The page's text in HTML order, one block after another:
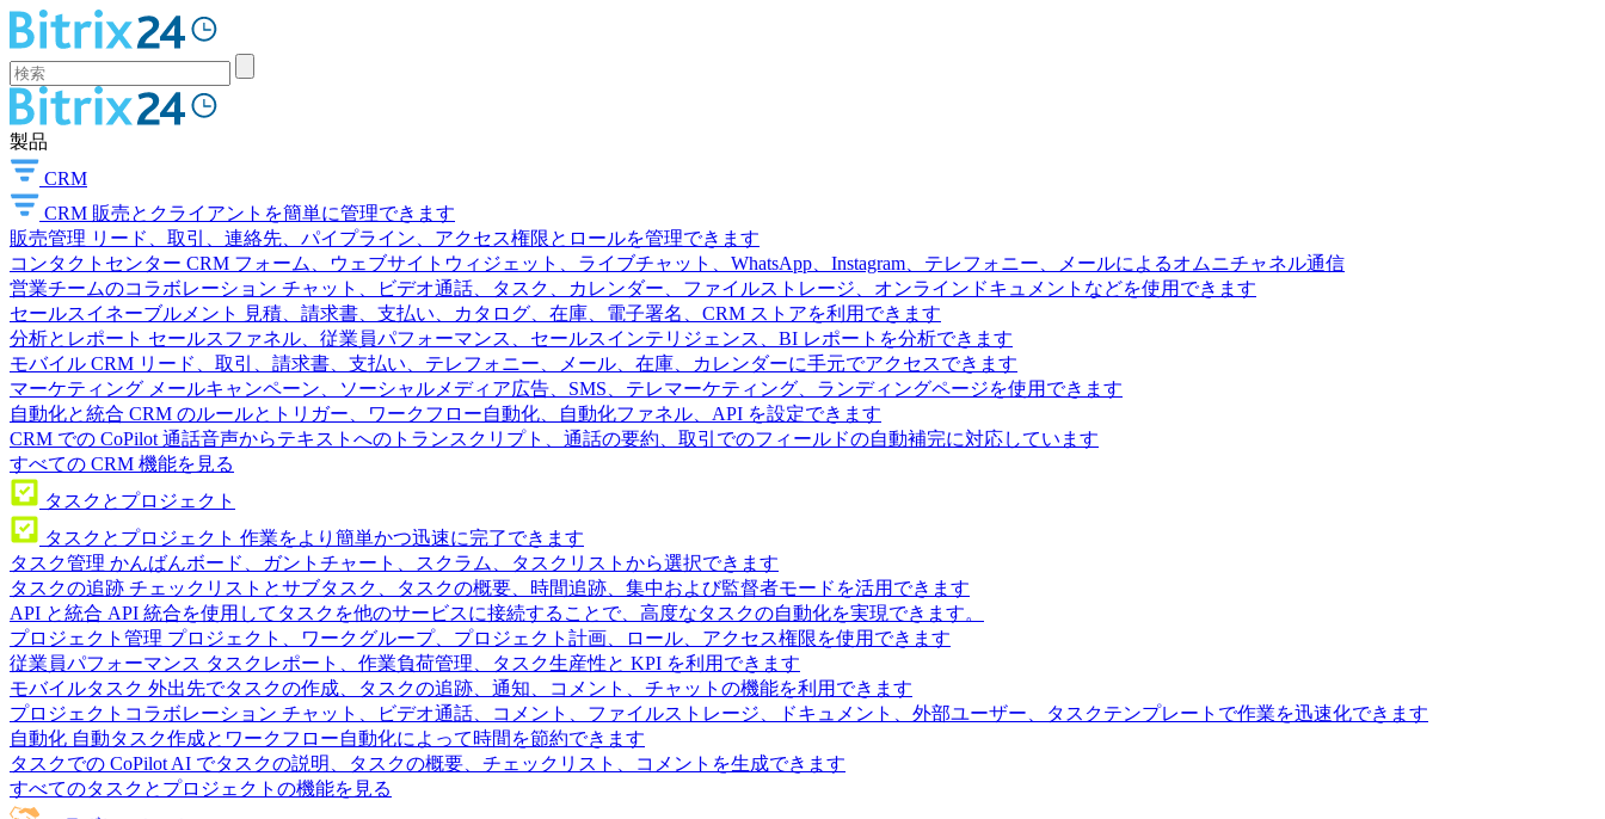
製品
CRM
CRM 販売とクライアントを簡単に管理できます
販売管理 リード、取引、連絡先、パイプライン、アクセス権限とロールを管理できます
コンタクトセンター CRM フォーム、ウェブサイトウィジェット、ライブチャット、WhatsApp、Instagram、テレフォニー、メールによるオムニチャネル通信
営業チームのコラボレーション チャット、ビデオ通話、タスク、カレンダー、ファイルストレージ、オンラインドキュメントなどを使用できます
セールスイネーブルメント
見積、請求書、支払い、カタログ、在庫、電子署名、CRM ストアを利用できます
分析とレポート セールスファネル、従業員パフォーマンス、セールスインテリジェンス、BI レポートを分析できます
モバイル CRM リード、取引、請求書、支払い、テレフォニー、メール、在庫、カレンダーに手元でアクセスできます
マーケティング メールキャンペーン、ソーシャルメディア広告、SMS、テレマーケティング、ランディングページを使用できます
自動化と統合 CRM のルールとトリガー、ワークフロー自動化、自動化ファネル、API を設定できます
CRM での CoPilot 通話音声からテキストへのトランスクリプト、通話の要約、取引でのフィールドの自動補完に対応しています
すべての CRM 機能を見る
タスクとプロジェクト
タスクとプロジェクト 作業をより簡単かつ迅速に完了できます
タスク管理 かんばんボード、ガントチャート、スクラム、タスクリストから選択できます
タスクの追跡 チェックリストとサブタスク、タスクの概要、時間追跡、集中および監督者モードを活用できます
API と統合 API 統合を使用してタスクを他のサービスに接続することで、高度なタスクの自動化を実現できます。
プロジェクト管理 プロジェクト、ワークグループ、プロジェクト計画、ロール、アクセス権限を使用できます
従業員パフォーマンス タスクレポート、作業負荷管理、タスク生産性と KPI を利用できます
モバイルタスク 外出先でタスクの作成、タスクの追跡、通知、コメント、チャットの機能を利用できます
プロジェクトコラボレーション チャット、ビデオ通話、コメント、ファイルストレージ、ドキュメント、外部ユーザー、タスクテンプレートで作業を迅速化できます
自動化 自動タスク作成とワークフロー自動化によって時間を節約できます
タスクでの CoPilot AI でタスクの説明、タスクの概要、チェックリスト、コメントを生成できます
すべてのタスクとプロジェクトの機能を見る